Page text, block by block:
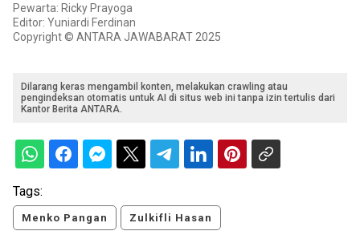
Pewarta: Ricky Prayoga
Editor: Yuniardi Ferdinan
Copyright © ANTARA JAWABARAT 2025
Dilarang keras mengambil konten, melakukan crawling atau
pengindeksan otomatis untuk AI di situs web ini tanpa izin tertulis dari
Kantor Berita ANTARA.
Tags:
Menko Pangan Zulkifli Hasan